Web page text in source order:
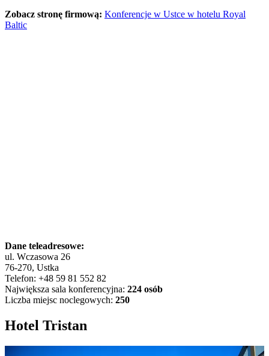
Zobacz stronę firmową: Konferencje w Ustce w hotelu Royal
Baltic
Dane teleadresowe:
ul. Wczasowa 26
76-270, Ustka
Telefon: +48 59 81 552 82
Największa sala konferencyjna: 224 osób
Liczba miejsc noclegowych: 250
Hotel Tristan